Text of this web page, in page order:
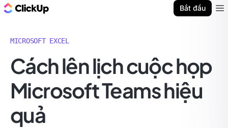
Bắt đầu
MICROSOFT EXCEL
Cách lên lịch cuộc họp
Microsoft Teams hiệu
quả